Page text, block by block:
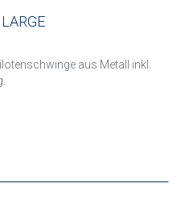
aus Metall inkl.